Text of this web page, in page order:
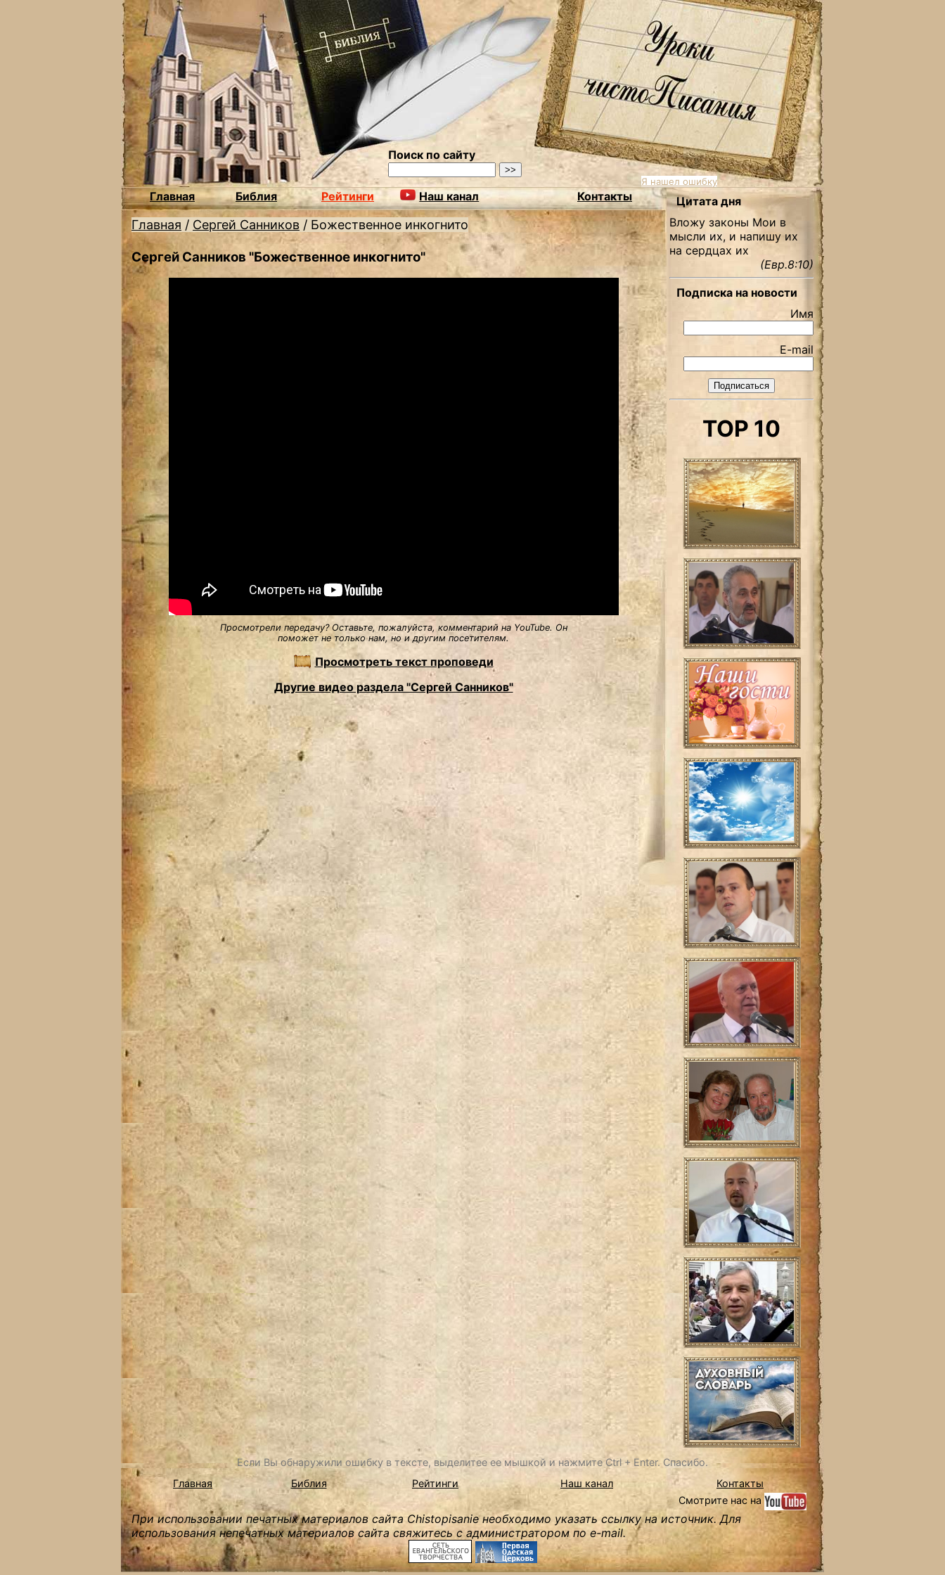
Поиск по сайту
Я нашел ошибку
Главная Библия Рейтинги Наш канал Контакты
Главная / Сергей Санников / Божественное инкогнито
Сергей Санников "Божественное инкогнито"
Просмотрели передачу? Оставьте, пожалуйста, комментарий на YouTube. Он
поможет не только нам, но и другим посетителям.
Просмотреть текст проповеди
Другие видео раздела "Сергей Санников"
Цитата дня
Вложу законы Мои в
мысли их, и напишу их
на сердцах их
(Евр.8:10)
Подписка на новости
Имя
E-mail
TOP 10
Если Вы обнаружили ошибку в тексте, выделитее ее мышкой и нажмите Ctrl + Enter. Спасибо.
Главная
Библия Рейтинги Наш канал
Контакты
Смотрите нас на
При использовании печатных материалов сайта Chistopisanie необходимо указать ссылку на источник. Для
использования непечатных материалов сайта свяжитесь с администратором по e-mail.